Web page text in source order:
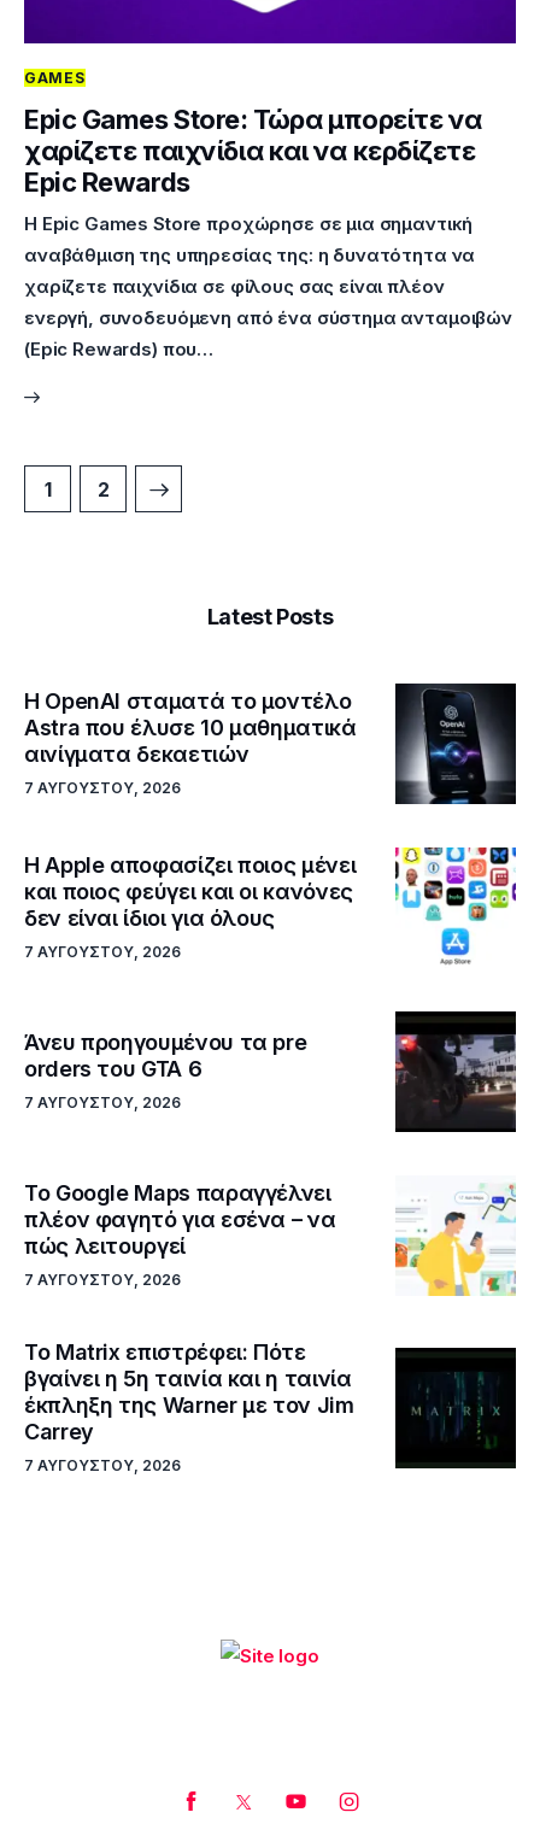
GAMES
Epic Games Store: Τώρα μπορείτε να
χαρίζετε παιχνίδια και να κερδίζετε
Epic Rewards
Η Epic Games Store προχώρησε σε μια σημαντική
αναβάθμιση της υπηρεσίας της: η δυνατότητα να
χαρίζετε παιχνίδια σε φίλους σας είναι πλέον
ενεργή, συνοδευόμενη από ένα σύστημα ανταμοιβών
(Epic Rewards) που…
1 2
Latest Posts
Η OpenAI σταματά το μοντέλο
Astra που έλυσε 10 μαθηματικά
αινίγματα δεκαετιών
7 ΑΥΓΟΎΣΤΟΥ, 2026
Η Apple αποφασίζει ποιος μένει
και ποιος φεύγει και οι κανόνες
δεν είναι ίδιοι για όλους
7 ΑΥΓΟΎΣΤΟΥ, 2026
Άνευ προηγουμένου τα pre
orders του GTA 6
7 ΑΥΓΟΎΣΤΟΥ, 2026
Το Google Maps παραγγέλνει
πλέον φαγητό για εσένα – να
πώς λειτουργεί
7 ΑΥΓΟΎΣΤΟΥ, 2026
Το Matrix επιστρέφει: Πότε
βγαίνει η 5η ταινία και η ταινία
έκπληξη της Warner με τον Jim
Carrey
7 ΑΥΓΟΎΣΤΟΥ, 2026